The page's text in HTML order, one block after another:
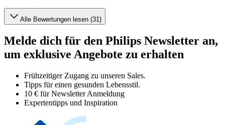
Alle Bewertungen lesen (31)
Melde dich für den Philips Newsletter an,
um exklusive Angebote zu erhalten
Frühzeitiger Zugang zu unseren Sales.
Tipps für einen gesunden Lebensstil.
10 € für Newsletter Anmeldung
Expertentipps und Inspiration